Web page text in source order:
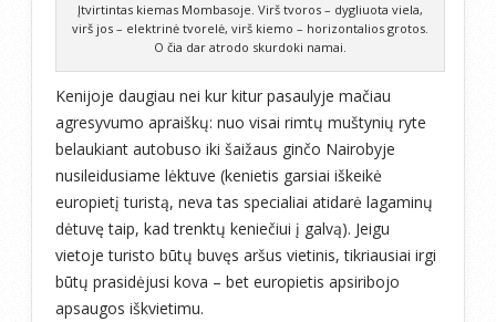
Įtvirtintas kiemas Mombasoje. Virš tvoros – dygliuota viela,
virš jos – elektrinė tvorelė, virš kiemo – horizontalios grotos.
O čia dar atrodo skurdoki namai.
Kenijoje daugiau nei kur kitur pasaulyje mačiau
agresyvumo apraiškų: nuo visai rimtų muštynių ryte
belaukiant autobuso iki šaižaus ginčo Nairobyje
nusileidusiame lėktuve (kenietis garsiai iškeikė
europietį turistą, neva tas specialiai atidarė lagaminų
dėtuvę taip, kad trenktų keniečiui į galvą). Jeigu
vietoje turisto būtų buvęs aršus vietinis, tikriausiai irgi
būtų prasidėjusi kova – bet europietis apsiribojo
apsaugos iškvietimu.